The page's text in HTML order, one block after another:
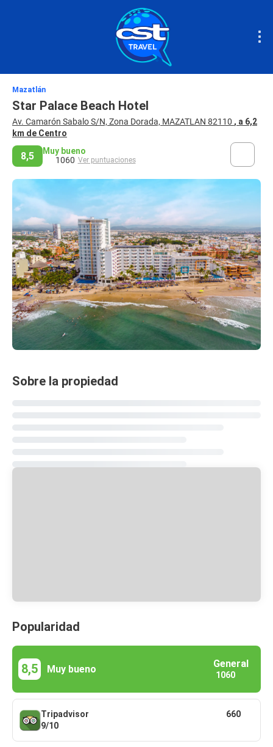
Mazatlán
Star Palace Beach Hotel
Av. Camarón Sabalo S/N, Zona Dorada, MAZATLAN 82110 , a 6,2
km de Centro
8,5
Muy bueno
1060 Ver puntuaciones
Sobre la propiedad
Popularidad
8,5 Muy bueno General
1060
Tripadvisor
9/10
660